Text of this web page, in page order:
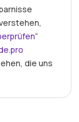
“
die uns